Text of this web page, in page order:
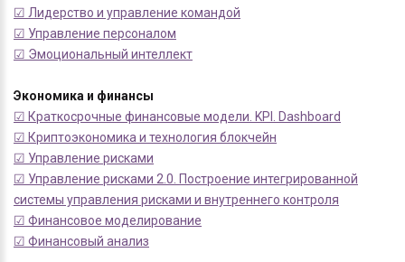
☑ Лидерство и управление командой
☑ Управление персоналом
☑ Эмоциональный интеллект
Экономика и финансы
☑ Краткосрочные финансовые модели. KPI. Dashboard
☑ Криптоэкономика и технология блокчейн
☑ Управление рисками
☑ Управление рисками 2.0. Построение интегрированной
системы управления рисками и внутреннего контроля
☑ Финансовое моделирование
☑ Финансовый анализ